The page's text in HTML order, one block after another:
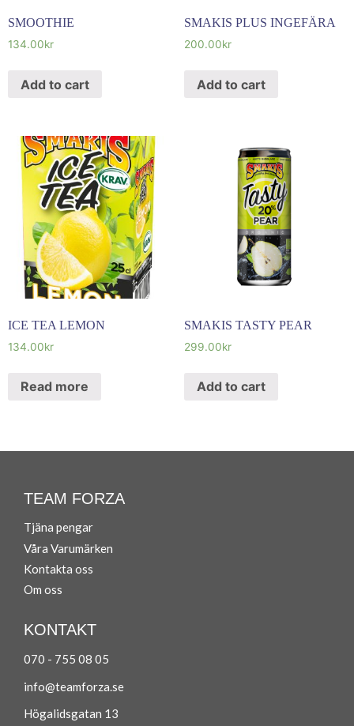
SMOOTHIE
134.00kr
Add to cart
SMAKIS PLUS INGEFÄRA
200.00kr
Add to cart
ICE TEA LEMON
134.00kr
Read more
SMAKIS TASTY PEAR
299.00kr
Add to cart
TEAM FORZA
Tjäna pengar
Våra Varumärken
Kontakta oss
Om oss
KONTAKT
070 - 755 08 05
info@teamforza.se
Högalidsgatan 13